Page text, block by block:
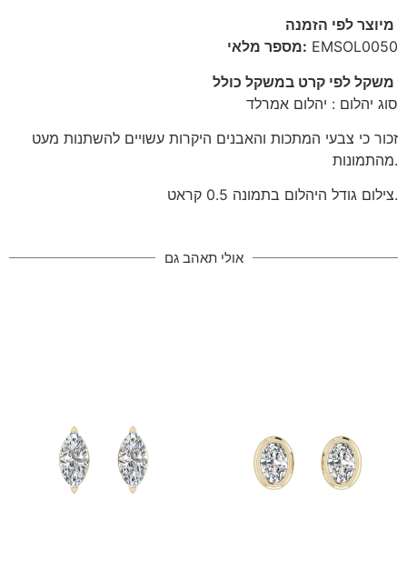
מספר מלאי: EMSOL0050
סוג יהלום : יהלום אמרלד
זכור כי צבעי המתכות והאבנים היקרות עשויים להשתנות מעט
מהתמונות.
צילום גודל היהלום בתמונה 0.5 קראט.
אולי תאהב גם